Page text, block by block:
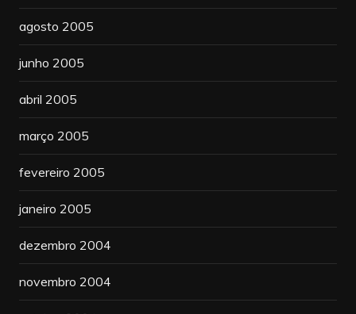
agosto 2005
junho 2005
abril 2005
março 2005
fevereiro 2005
janeiro 2005
dezembro 2004
novembro 2004